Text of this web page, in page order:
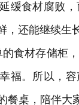
缓食材腐败
还能继续生
材存储柜，
福。所以，
餐桌，陪伴